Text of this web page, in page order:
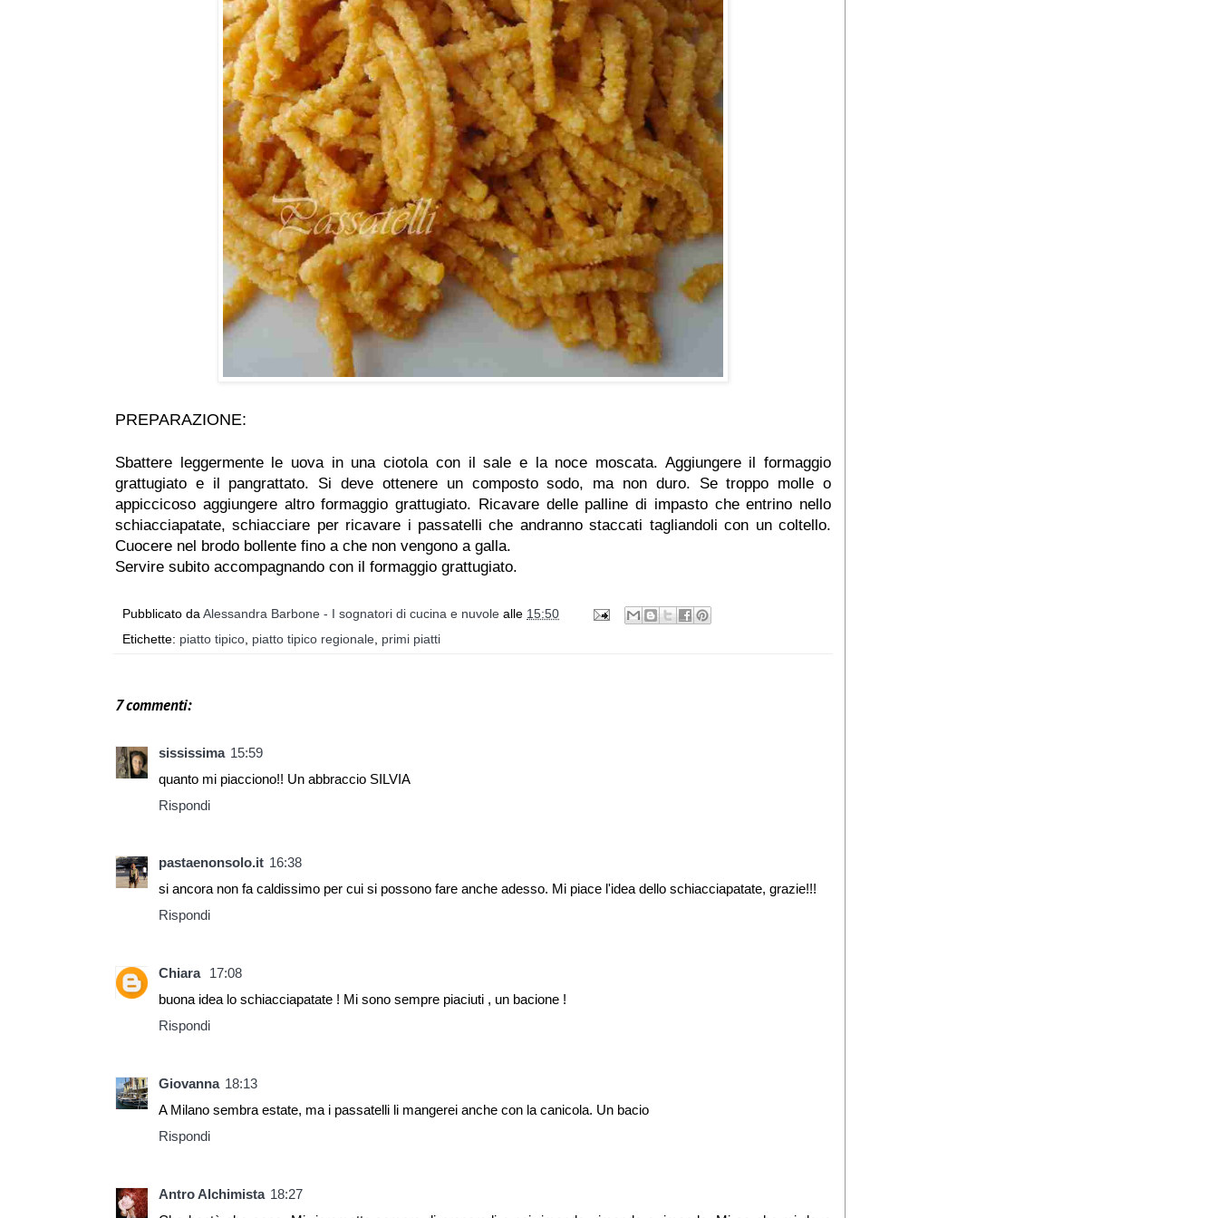
PREPARAZIONE:
Sbattere leggermente le uova in una ciotola con il sale e la noce moscata. Aggiungere il formaggio
grattugiato e il pangrattato. Si deve ottenere un composto sodo, ma non duro. Se troppo molle o
appiccicoso aggiungere altro formaggio grattugiato. Ricavare delle palline di impasto che entrino nello
schiacciapatate, schiacciare per ricavare i passatelli che andranno staccati tagliandoli con un coltello.
Cuocere nel brodo bollente fino a che non vengono a galla.
Servire subito accompagnando con il formaggio grattugiato.
Pubblicato da Alessandra Barbone - I sognatori di cucina e nuvole alle 15:50
Etichette: piatto tipico piatto tipico regionale primi piatti
7 commenti:
sississima 15:59
quanto mi piacciono!! Un abbraccio SILVIA
Rispondi
pastaenonsolo.it 16:38
si ancora non fa caldissimo per cui si possono fare anche adesso. Mi piace l'idea dello schiacciapatate, grazie!!!
Rispondi
Chiara 17:08
buona idea lo schiacciapatate ! Mi sono sempre piaciuti , un bacione !
Rispondi
Giovanna 18:13
A Milano sembra estate, ma i passatelli li mangerei anche con la canicola. Un bacio
Rispondi
Antro Alchimista 18:27